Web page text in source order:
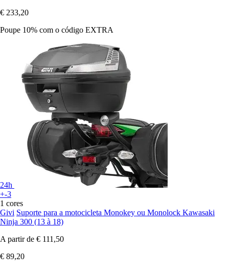
€ 233,20
Poupe 10% com o código EXTRA
24h
+-3
1 cores
Givi Suporte para a motocicleta Monokey ou Monolock Kawasaki
Ninja 300 (13 à 18)
A partir de € 111,50
€ 89,20